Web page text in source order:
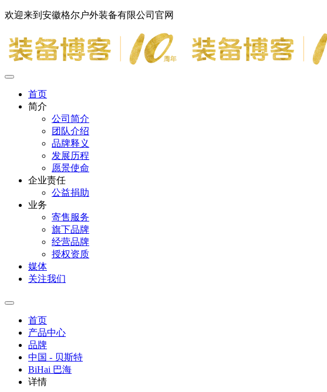
欢迎来到安徽格尔户外装备有限公司官网
首页
简介
公司简介
团队介绍
品牌释义
发展历程
愿景使命
企业责任
公益捐助
业务
寄售服务
旗下品牌
经营品牌
授权资质
媒体
关注我们
首页
产品中心
品牌
中国 - 贝斯特
BiHai 巴海
详情